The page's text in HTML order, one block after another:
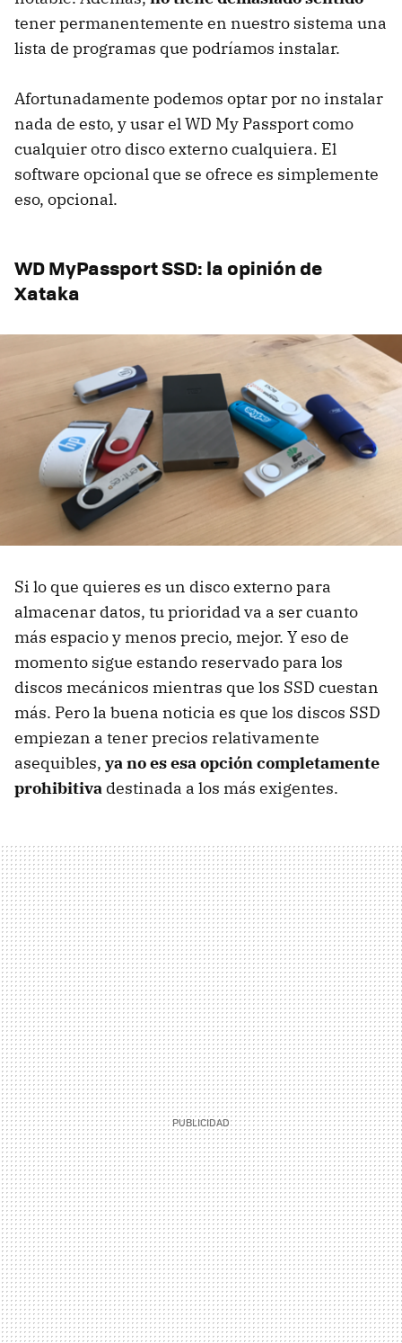
tener permanentemente en nuestro sistema una
lista de programas que podríamos instalar.
Afortunadamente podemos optar por no instalar
nada de esto, y usar el WD My Passport como
cualquier otro disco externo cualquiera. El
software opcional que se ofrece es simplemente
eso, opcional.
WD MyPassport SSD: la opinión de
Xataka
Si lo que quieres es un disco externo para
almacenar datos, tu prioridad va a ser cuanto
más espacio y menos precio, mejor. Y eso de
momento sigue estando reservado para los
discos mecánicos mientras que los SSD cuestan
más. Pero la buena noticia es que los discos SSD
empiezan a tener precios relativamente
asequibles, ya no es esa opción completamente
prohibitiva destinada a los más exigentes.